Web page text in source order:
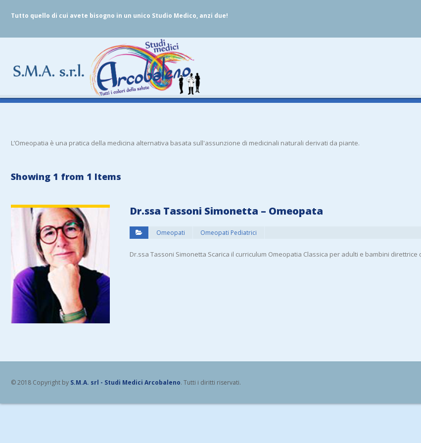
Tutto quello di cui avete bisogno in un unico Studio Medico, anzi due!
L’Omeopatia è una pratica della medicina alternativa basata sull'assunzione di medicinali naturali derivati da piante.
Showing 1 from 1 Items
Dr.ssa Tassoni Simonetta – Omeopata
Omeopati Omeopati Pediatrici
Dr.ssa Tassoni Simonetta Scarica il curriculum Omeopatia Classica per adulti e bambini
© 2018 Copyright by S.M.A. srl - Studi Medici Arcobaleno. Tutti i diritti riservati.